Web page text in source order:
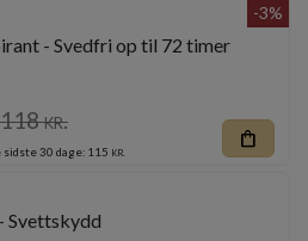
- Svedfri op til 72 timer
118kr.
-3%
sidste 30 dage: 115 kr.
shopping_bag
Svettskydd